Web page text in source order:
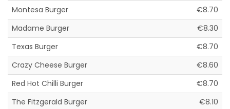
Montesa Burger
€8.70
Madame Burger
€8.30
Texas Burger
€8.70
Crazy Cheese Burger
€8.60
Red Hot Chilli Burger
€8.70
The Fitzgerald Burger
€8.10